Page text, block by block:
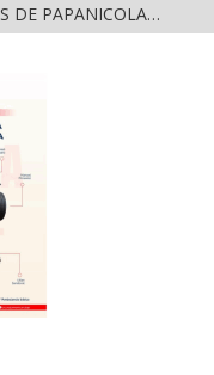
DIF NAYARIT ACERCA ESTUDIOS DE PAPANICOLAOU A LAS MUJERES